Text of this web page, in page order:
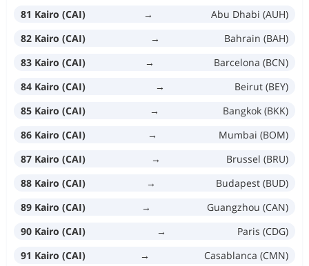
81 Kairo (CAI)
→
Abu Dhabi (AUH)
82 Kairo (CAI)
→
Bahrain (BAH)
83 Kairo (CAI)
→
Barcelona (BCN)
84 Kairo (CAI)
→
Beirut (BEY)
85 Kairo (CAI)
→
Bangkok (BKK)
86 Kairo (CAI)
→
Mumbai (BOM)
87 Kairo (CAI)
→
Brussel (BRU)
88 Kairo (CAI)
→
Budapest (BUD)
89 Kairo (CAI)
→
Guangzhou (CAN)
90 Kairo (CAI)
→
Paris (CDG)
91 Kairo (CAI)
→
Casablanca (CMN)